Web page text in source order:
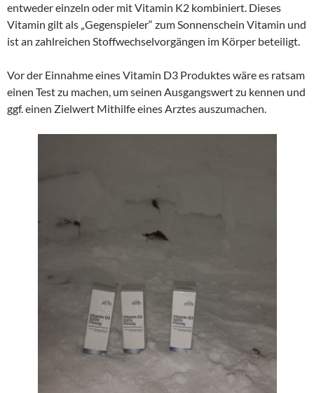
entweder einzeln oder mit Vitamin K2 kombiniert. Dieses
Vitamin gilt als „Gegenspieler“ zum Sonnenschein Vitamin und
ist an zahlreichen Stoffwechselvorgängen im Körper beteiligt.
Vor der Einnahme eines Vitamin D3 Produktes wäre es ratsam
einen Test zu machen, um seinen Ausgangswert zu kennen und
ggf. einen Zielwert Mithilfe eines Arztes auszumachen.